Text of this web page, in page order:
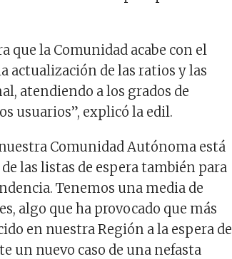
que la Comunidad acabe con el
actualización de las ratios y las
atendiendo a los grados de
usuarios”, explicó la edil.
Comunidad Autónoma está
las listas de espera también para
Tenemos una media de
algo que ha provocado que más
en nuestra Región a la espera de
un nuevo caso de una nefasta